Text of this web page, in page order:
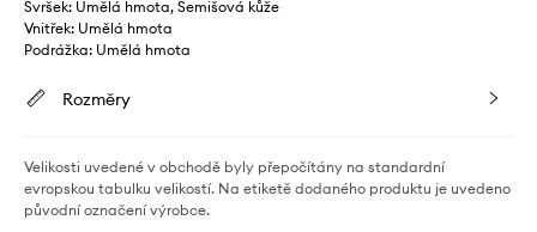
Svršek: Umělá hmota, Semišová kůže
Vnitřek: Umělá hmota
Podrážka: Umělá hmota
Rozměry
Velikosti uvedené v obchodě byly přepočítány na standardní
evropskou tabulku velikostí. Na etiketě dodaného produktu je uvedeno
původní označení výrobce.